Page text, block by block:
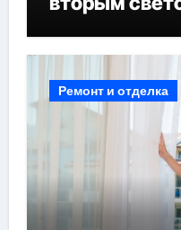
Ремонт и отделка